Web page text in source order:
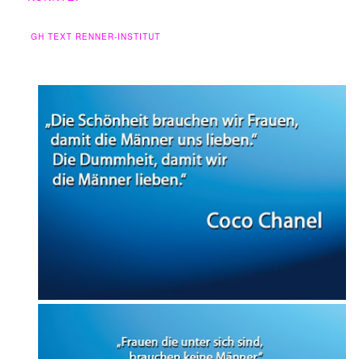
GH TEXT RENNER-INSTITUT